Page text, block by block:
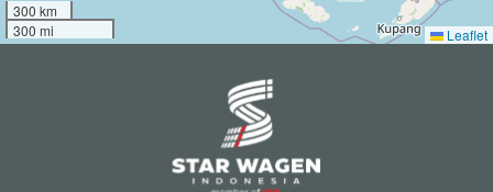
300 km
300 mi
Leaflet